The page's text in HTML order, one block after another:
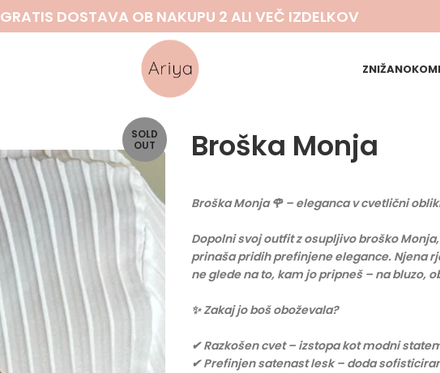
GRATIS DOSTAVA OB NAKUPU 2 ALI VEČ IZDELKOV
ZNIŽANO
SOLD
OUT
Broška Monja
Broška Monja 🌹 – eleganca v cvetlični
Dopolni svoj outfit z osupljivo broško
prinaša pridih prefinjene elegance. Njena
ne glede na to, kam jo pripneš – na bluzo,
✨ Zakaj jo boš oboževala?
✔ Razkošen cvet – izstopa kot modni
✔ Prefinjen satenast lesk – doda